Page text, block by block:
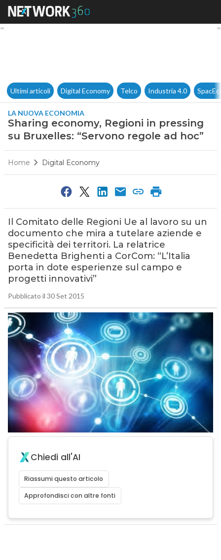
Sharing economy, Regioni in
Ultimi articoli Digital Economy Telco Industria 4.0
LA NUOVA ECONOMIA
Sharing economy, Regioni in pressing
su Bruxelles: “Servono regole ad hoc”
Home Digital Economy
Il Comitato delle Regioni Ue al lavoro su un
documento che mira a tutelare aziende e
specificità dei territori. La relatrice
Benedetta Brighenti a CorCom: “L’Italia
porta in dote esperienze sul campo e
progetti innovativi”
Pubblicato il 30 Set 2015
Chiedi all'AI
Riassumi questo articolo
Approfondisci con altre fonti